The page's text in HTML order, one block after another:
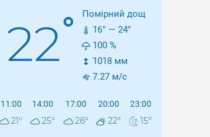
22°
Помірний дощ
16° — 24°
100 %
1018 мм
7.27 м/с
11:00
21°
14:00
25°
17:00
26°
20:00
22°
23:00
15°